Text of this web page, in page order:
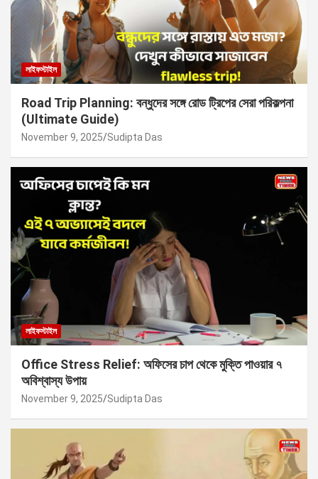
লাইফস্টাইল
Road Trip Planning: বন্ধুদের সঙ্গে রোড ট্রিপের সেরা পরিকল্পনা
(Ultimate Guide)
November 9, 2025 Sudipta Das
লাইফস্টাইল
Office Stress Relief: অফিসের চাপ থেকে মুক্তি পাওয়ার ৭
অবিশ্বাস্য উপায়
November 9, 2025 Sudipta Das